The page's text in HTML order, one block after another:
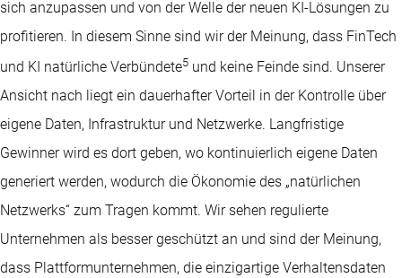
sich anzupassen und von der Welle der neuen KI-Lösungen zu
profitieren. In diesem Sinne sind wir der Meinung, dass FinTech
und KI natürliche Verbündete5 und keine Feinde sind. Unserer
Ansicht nach liegt ein dauerhafter Vorteil in der Kontrolle über
eigene Daten, Infrastruktur und Netzwerke. Langfristige
Gewinner wird es dort geben, wo kontinuierlich eigene Daten
generiert werden, wodurch die Ökonomie des „natürlichen
Netzwerks“ zum Tragen kommt. Wir sehen regulierte
Unternehmen als besser geschützt an und sind der Meinung,
dass Plattformunternehmen, die einzigartige Verhaltensdaten